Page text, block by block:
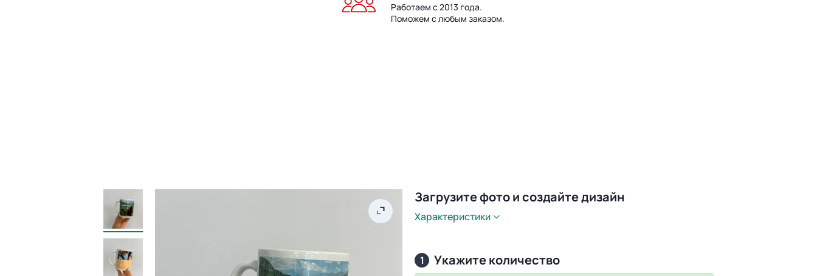
Работаем с 2013 года.
Поможем с любым заказом.
Загрузите фото и создайте дизайн
Характеристики
1 Укажите количество